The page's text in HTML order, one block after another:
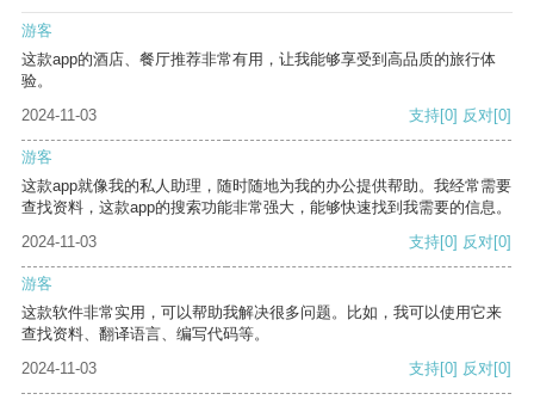
游客
这款app的酒店、餐厅推荐非常有用，让我能够享受到高品质的旅行体
验。
2024-11-03
支持[0] 反对[0]
游客
这款app就像我的私人助理，随时随地为我的办公提供帮助。我经常需要
查找资料，这款app的搜索功能非常强大，能够快速找到我需要的信息。
2024-11-03
支持[0] 反对[0]
游客
这款软件非常实用，可以帮助我解决很多问题。比如，我可以使用它来
查找资料、翻译语言、编写代码等。
2024-11-03
支持[0] 反对[0]